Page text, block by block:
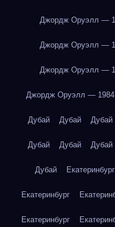
Джордж Оруэлл —
Джордж Оруэлл —
Джордж Оруэлл —
Джордж Оруэлл — 1984
Дубай Дубай Дубай
Дубай Дубай Дубай
Дубай Екатеринбург
Екатеринбург
Екатеринбург